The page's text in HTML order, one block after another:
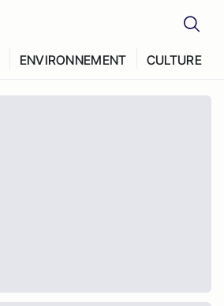
ENVIRONNEMENT CULTURE